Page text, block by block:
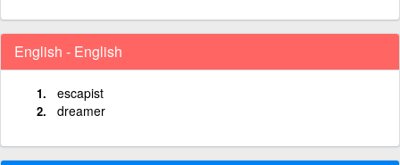
English - English
escapist
dreamer